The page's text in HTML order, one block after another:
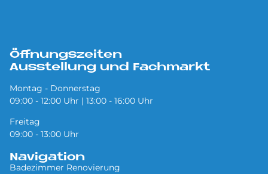
Öffnungszeiten
Ausstellung und Fachmarkt
Montag - Donnerstag
09:00 - 12:00 Uhr | 13:00 - 16:00 Uhr
Freitag
09:00 - 13:00 Uhr
Navigation
Badezimmer Renovierung